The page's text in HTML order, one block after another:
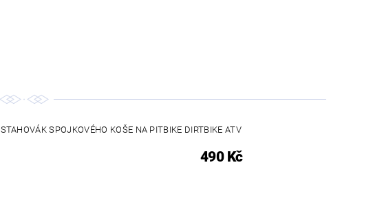
STAHOVÁK SPOJKOVÉHO KOŠE NA PITBIKE DIRTBIKE ATV
490 Kč